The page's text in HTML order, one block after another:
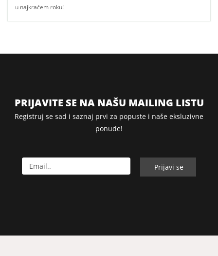
u najkraćem roku!
PRIJAVITE SE NA NAŠU MAILING LISTU
Registruj se sad i saznaj prvi za popuste i naše eksluzivne
ponude!